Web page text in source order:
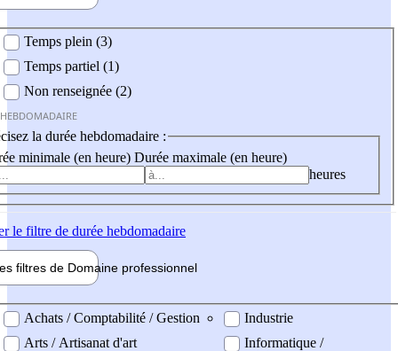
Temps plein (3)
Temps partiel (1)
Non renseignée (2)
la durée hebdomadaire :
minimale (en heure) Durée maximale (en heure)
heures
le filtre de durée hebdomadaire
filtres de Domaine professionnel
professionel
Achats / Comptabilité / Gestion
Arts / Artisanat d'art
Industrie
Informatique /